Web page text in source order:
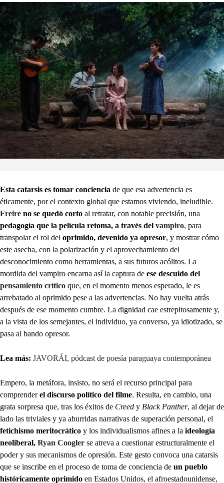
Esta catarsis es tomar conciencia de que esa advertencia es
éticamente, por el contexto global que estamos viviendo, ineludible.
Freire no se quedó corto al retratar, con notable precisión, una
pedagogía que la película retoma, a través del vampiro, para
transpolar el rol del oprimido, devenido ya opresor, y mostrar cómo
este asecha, con la polarización y el aprovechamiento del
desconocimiento como herramientas, a sus futuros acólitos. La
mordida del vampiro encarna así la captura de ese descuido del
pensamiento crítico que, en el momento menos esperado, le es
arrebatado al oprimido pese a las advertencias. No hay vuelta atrás
después de ese momento cumbre. La dignidad cae estrepitosamente y,
a la vista de los semejantes, el individuo, ya converso, ya idiotizado, se
pasa al bando opresor.
Lea más: JAVORÁI, pódcast de poesía paraguaya contemporánea
Empero, la metáfora, insisto, no será el recurso principal para
comprenderel discurso político del filme. Resulta, en cambio, una
grata sorpresa que, tras los éxitos de Creed y Black Panther, al dejar de
lado las triviales y ya aburridas narrativas de superación personal, el
fetichismo meritocrático y los individualismos afines a la ideología
neoliberal, Ryan Coogler se atreva a cuestionar estructuralmente el
poder y sus mecanismos de opresión. Este gesto convoca una catarsis
que se inscribe en el proceso de toma de conciencia de un pueblo
históricamente oprimido en Estados Unidos, el afroestadounidense,